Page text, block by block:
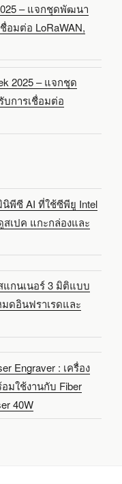
– แจกชุดพัฒนา
อมต่อ LoRaWAN,
2025 – แจกชุด
บการเชื่อมต่อ
นิพีซี AI ที่ใช้ซีพียู Intel
สเปค แกะกล่องและ
แกนเนอร์ 3 มิติแบบ
ดอินฟราเรดและ
Engraver : เครื่อง
มใช้งานกับ Fiber
40W